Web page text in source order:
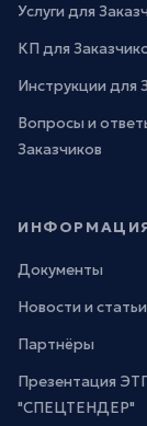
Услуги для
КП для
Инструкции для
Вопросы и
Заказчиков
Документы
Новости и статьи
Партнёры
Презентация
"СПЕЦТЕНДЕР"